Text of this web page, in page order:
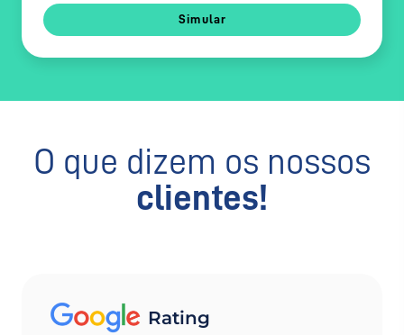
Simular
O que dizem os nossos
clientes!
Rating